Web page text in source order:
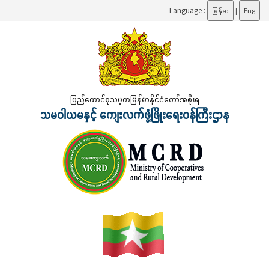
Language : မြန်မာ | Eng
ပြည်ထောင်စုသမ္မတမြန်မာနိုင်ငံတော်အစိုးရ
သမဝါယမနှင့် ကျေးလက်ဖွံ့ဖြိုးရေးဝန်ကြီးဌာန